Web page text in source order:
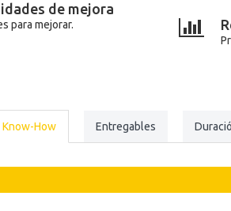
de mejora
para mejorar.
Know-How Entregables